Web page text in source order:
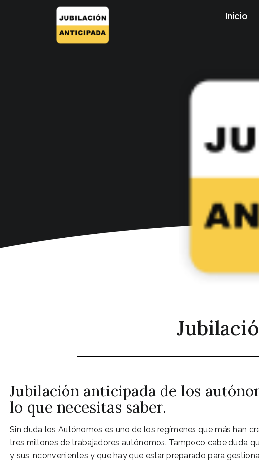
Inicio
Jubilación anticipada de los
lo que necesitas saber.
Sin duda los Autónomos es uno de los regímenes que más han
tres millones de trabajadores autónomos. Tampoco cabe duda
y sus inconvenientes y que hay que estar preparado para